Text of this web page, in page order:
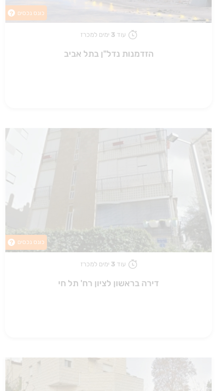
כונס נכסים ?
עוד 3 ימים למכרז
הזדמנות נדל"ן בתל אביב
כונס נכסים ?
עוד 3 ימים למכרז
דירה בראשון לציון רח' תל חי